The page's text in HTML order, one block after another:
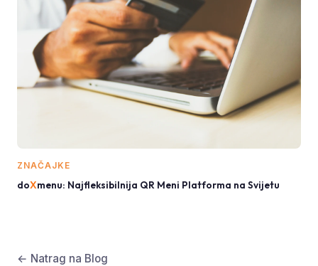
ZNAČAJKE
doXmenu: Najfleksibilnija QR Meni Platforma na Svijetu
← Natrag na Blog